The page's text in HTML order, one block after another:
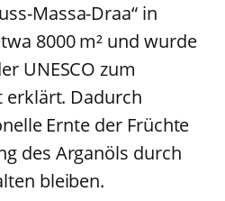
Massa-Draa“ in
8000 m² und wurde
UNESCO zum
erklärt. Dadurch
Ernte der Früchte
des Arganöls durch
bleiben.